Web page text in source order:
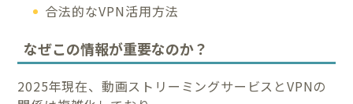
合法的なVPN活用方法
なぜこの情報が重要なのか？
2025年現在、動画ストリーミングサービスとVPNの